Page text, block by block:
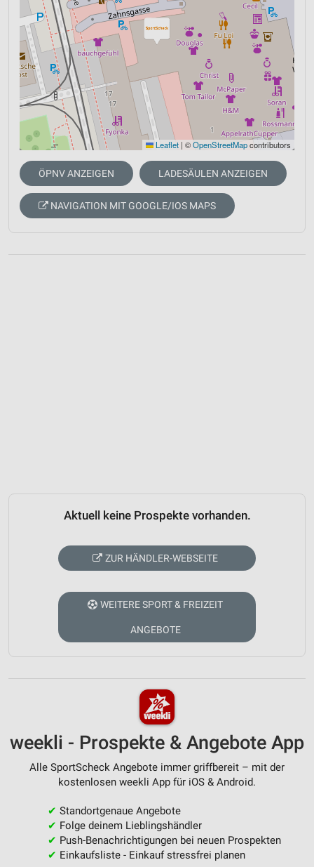
Leaflet | ©OpenStreetMapcontributors
ÖPNV ANZEIGEN LADESÄULEN ANZEIGEN
NAVIGATION MIT GOOGLE/IOS MAPS
Aktuell keine Prospekte vorhanden.
ZUR HÄNDLER-WEBSEITE
WEITERE SPORT & FREIZEIT
ANGEBOTE
weekli - Prospekte & Angebote App
Alle SportScheck Angebote immer griffbereit – mit der
kostenlosen weekli App für iOS & Android.
✔ Standortgenaue Angebote
✔ Folge deinem Lieblingshändler
✔ Push-Benachrichtigungen bei neuen Prospekten
✔ Einkaufsliste - Einkauf stressfrei planen